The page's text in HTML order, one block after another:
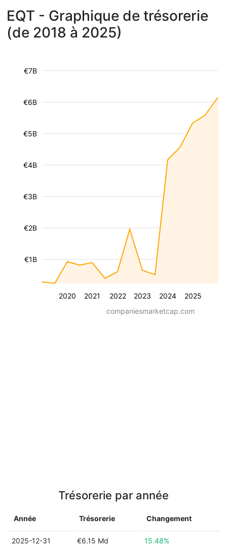
EQT - Graphique de trésorerie
(de 2018 à 2025)
2020 2021 2022 2023 2024 2025
€1B
€2B
€3B
€4B
€5B
€6B
€7B
companiesmarketcap.com
Trésorerie par année
Année Trésorerie Changement
2025-12-31 €6.15 Md 15.48%